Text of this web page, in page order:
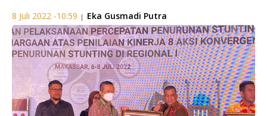
8 Juli 2022 -10:59 | Eka Gusmadi Putra